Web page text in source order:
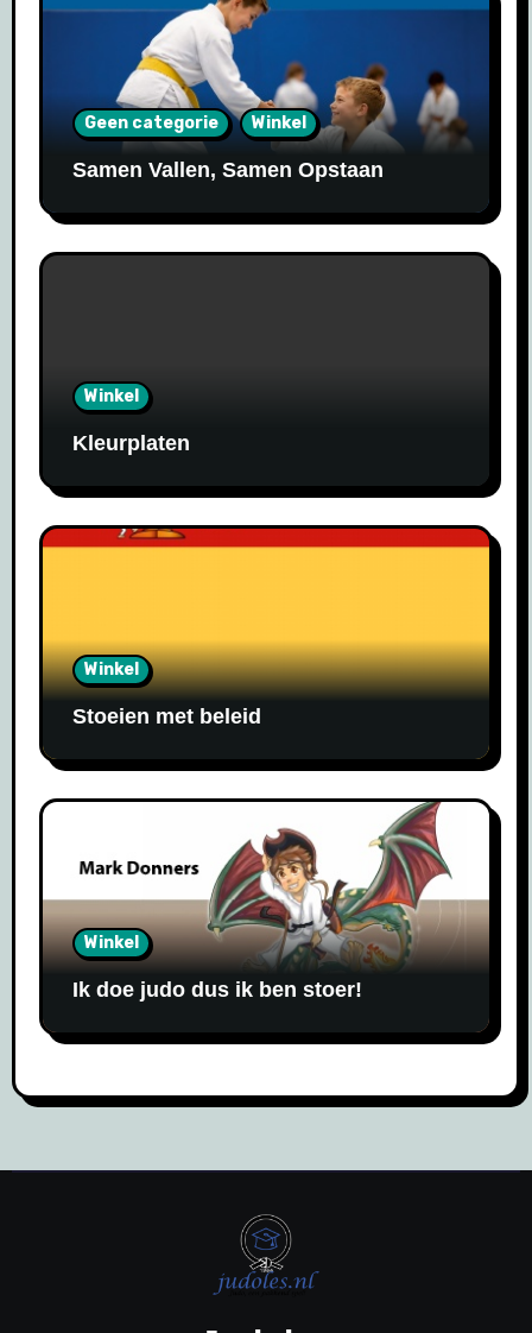
Geen categorie Winkel
Samen Vallen, Samen Opstaan
Winkel
Kleurplaten
Winkel
Stoeien met beleid
Winkel
Ik doe judo dus ik ben stoer!